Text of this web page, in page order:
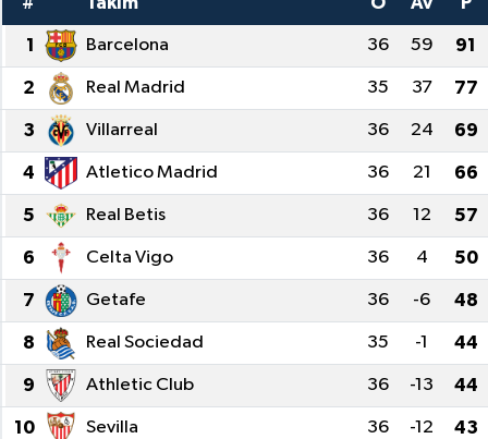
1 Barcelona 36 59 91
2 Real Madrid 35 37 77
3 Villarreal 36 24 69
4 Atletico Madrid 36 21 66
5 Real Betis 36 12 57
6 Celta Vigo 36 4 50
7 Getafe 36 -6 48
8 Real Sociedad 35 -1 44
9 Athletic Club 36 -13 44
10 Sevilla 36 -12 43
SINAVLAR
YARIŞMA/ETKİNLİKLER
ANKET
AKADEMİK/BİLİM
MEVZUAT/KARARLAR